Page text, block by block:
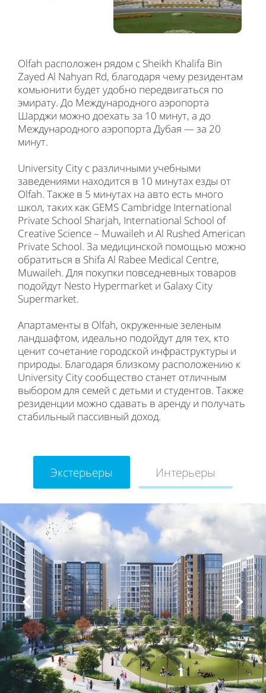
Olfah расположен рядом с Sheikh Khalifa Bin
Zayed Al Nahyan Rd, благодаря чему резидентам
комьюнити будет удобно передвигаться по
эмирату. До Международного аэропорта
Шарджи можно доехать за 10 минут, а до
Международного аэропорта Дубая — за 20
минут.
University City с различными учебными
заведениями находится в 10 минутах езды от
Olfah. Также в 5 минутах на авто есть много
школ, таких как GEMS Cambridge International
Private School Sharjah, International School of
Creative Science – Muwaileh и Al Rushed American
Private School. За медицинской помощью можно
обратиться в Shifa Al Rabee Medical Centre,
Muwaileh. Для покупки повседневных товаров
подойдут Nesto Hypermarket и Galaxy City
Supermarket.
Апартаменты в Olfah, окруженные зеленым
ландшафтом, идеально подойдут для тех, кто
ценит сочетание городской инфраструктуры и
природы. Благодаря близкому расположению к
University City сообщество станет отличным
выбором для семей с детьми и студентов. Также
резиденции можно сдавать в аренду и получать
стабильный пассивный доход.
Экстерьеры Интерьеры